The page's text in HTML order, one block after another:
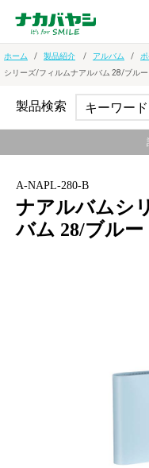
ホーム 製品紹介 アルバム
シリーズ/フィルムナアルバム 28/ブルー
A-NAPL-280-B
ナアルバムシ
バム 28/ブルー
コロンとした背がかわい
製品検索